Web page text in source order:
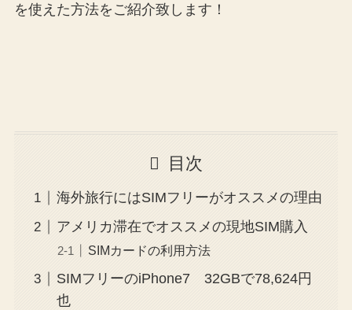
を使えた方法をご紹介致します！
目次
海外旅行にはSIMフリーがオススメの理由
アメリカ滞在でオススメの現地SIM購入
SIMカードの利用方法
SIMフリーのiPhone7 32GBで78,624円
也